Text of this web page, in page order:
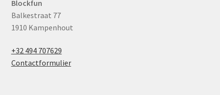
Blockfun
Balkestraat 77
1910 Kampenhout
+32 494 707629
Contactformulier